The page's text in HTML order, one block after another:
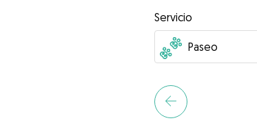
Servicio